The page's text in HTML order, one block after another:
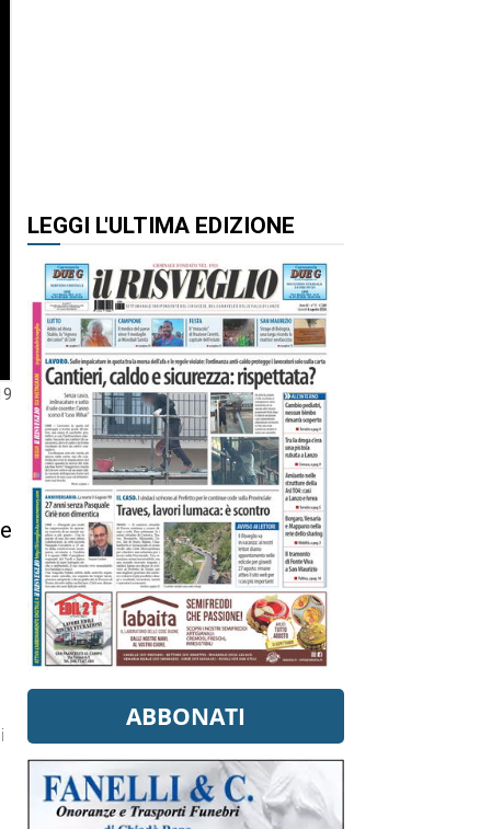
LEGGI L'ULTIMA EDIZIONE
ABBONATI